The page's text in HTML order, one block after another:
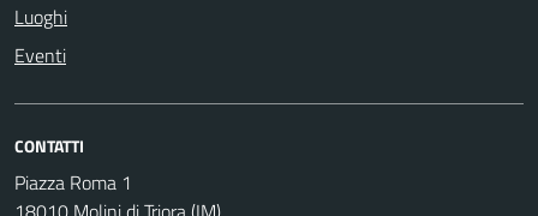
Luoghi
Eventi
CONTATTI
Piazza Roma 1